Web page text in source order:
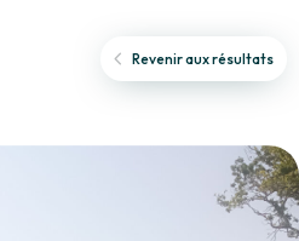
Revenir aux résultats